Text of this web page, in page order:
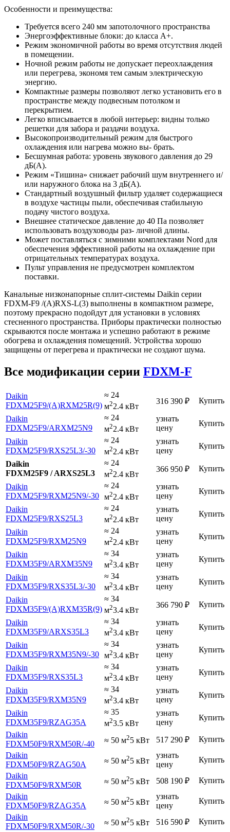
Особенности и преимущества:
Требуется всего 240 мм запотолочного пространства
Энергоэффективные блоки: до класса A+.
Режим экономичной работы во время отсутствия людей
в помещении.
Ночной режим работы не допускает переохлаждения
или перегрева, экономя тем самым электрическую
энергию.
Компактные размеры позволяют легко установить его в
пространстве между подвесным потолком и
перекрытием.
Легко вписывается в любой интерьер: видны только
решетки для забора и раздачи воздуха.
Высокопроизводительный режим для быстрого
охлаждения или нагрева можно вы- брать.
Бесшумная работа: уровень звукового давления до 29
дБ(А).
Режим «Тишина» снижает рабочий шум внутреннего и/
или наружного блока на 3 дБ(А).
Стандартный воздушный фильтр удаляет содержащиеся
в воздухе частицы пыли, обеспечивая стабильную
подачу чистого воздуха.
Внешнее статическое давление до 40 Па позволяет
использовать воздуховоды раз- личной длины.
Может поставляться с зимними комплектами Nord для
обеспечения эффективной работы на охлаждение при
отрицательных температурах воздуха.
Пульт управления не предусмотрен комплектом
поставки.
Канальные низконапорные сплит-системы Daikin серии
FDXM-F9 /(A)RXS-L(3) выполнены в компактном размере,
поэтому прекрасно подойдут для установки в условиях
стесненного пространства. Приборы практически полностью
скрываются после монтажа и успешно работают в режиме
обогрева и охлаждения помещений. Устройства хорошо
защищены от перегрева и практически не создают шума.
Все модификации серии FDXM-F
Daikin
FDXM25F9/(A)RXM25R(9)
≈ 24
м22.4 кВт
316 390 ₽ Купить
Daikin
FDXM25F9/ARXM25N9
≈ 24
м22.4 кВт
узнать
цену
Купить
Daikin
FDXM25F9/RXS25L3/-30
≈ 24
м22.4 кВт
узнать
цену
Купить
Daikin
FDXM25F9 / ARXS25L3
≈ 24
м22.4 кВт
366 950 ₽ Купить
Daikin
FDXM25F9/RXM25N9/-30
≈ 24
м22.4 кВт
узнать
цену
Купить
Daikin
FDXM25F9/RXS25L3
≈ 24
м22.4 кВт
узнать
цену
Купить
Daikin
FDXM25F9/RXM25N9
≈ 24
м22.4 кВт
узнать
цену
Купить
Daikin
FDXM35F9/ARXM35N9
≈ 34
м23.4 кВт
узнать
цену
Купить
Daikin
FDXM35F9/RXS35L3/-30
≈ 34
м23.4 кВт
узнать
цену
Купить
Daikin
FDXM35F9/(A)RXM35R(9)
≈ 34
м23.4 кВт
366 790 ₽ Купить
Daikin
FDXM35F9/ARXS35L3
≈ 34
м23.4 кВт
узнать
цену
Купить
Daikin
FDXM35F9/RXM35N9/-30
≈ 34
м23.4 кВт
узнать
цену
Купить
Daikin
FDXM35F9/RXS35L3
≈ 34
м23.4 кВт
узнать
цену
Купить
Daikin
FDXM35F9/RXM35N9
≈ 34
м23.4 кВт
узнать
цену
Купить
Daikin
FDXM35F9/RZAG35A
≈ 35
м23.5 кВт
узнать
цену
Купить
Daikin
FDXM50F9/RXM50R/-40 ≈ 50 м25 кВт 517 290 ₽
Купить
Daikin
FDXM50F9/RZAG50A ≈ 50 м25 кВт
узнать
цену
Купить
Daikin
FDXM50F9/RXM50R ≈ 50 м25 кВт 508 190 ₽
Купить
Daikin
FDXM50F9/RZAG35A ≈ 50 м25 кВт
узнать
цену
Купить
Daikin
FDXM50F9/RXM50R/-30 ≈ 50 м25 кВт 516 590 ₽
Купить